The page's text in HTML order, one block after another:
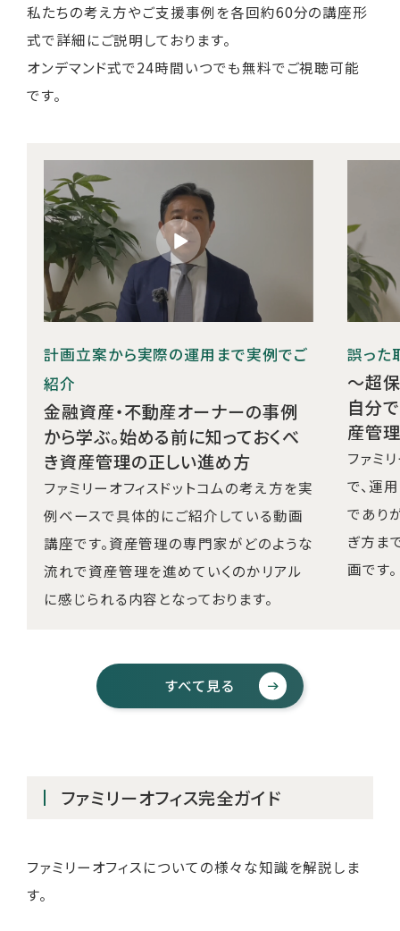
私たちの考え方やご支援事例を各回約60分の講座形
式で詳細にご説明しております。
オンデマンド式で24時間いつでも無料でご視聴可能
です。
計画立案から実際の運用まで実例でご
紹介
金融資産・不動産オーナーの事例
から学ぶ。始める前に知っておくべ
き資産管理の正しい進め方
ファミリーオフィスドットコムの考え方を実
例ベースで具体的にご紹介している動画
講座です。資産管理の専門家がどのような
流れで資産管理を進めていくのかリアル
に感じられる内容となっております。
誤った
〜超
自分
産管
ファミ
で、運
であり
ぎ方ま
画です。
すべて見る
ファミリーオフィス完全ガイド
ファミリーオフィスについての様々な知識を解説しま
す。